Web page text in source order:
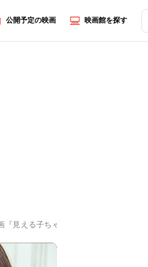
公開予定の映画 映画館を探す
見える子ちゃん』共演シーン「感情が